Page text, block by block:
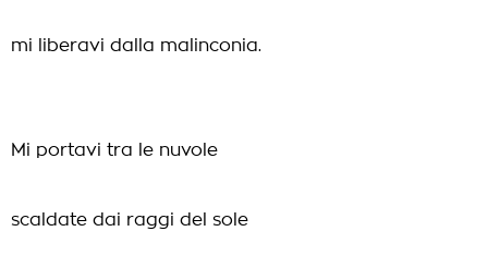
mi liberavi dalla malinconia.
Mi portavi tra le nuvole
scaldate dai raggi del sole